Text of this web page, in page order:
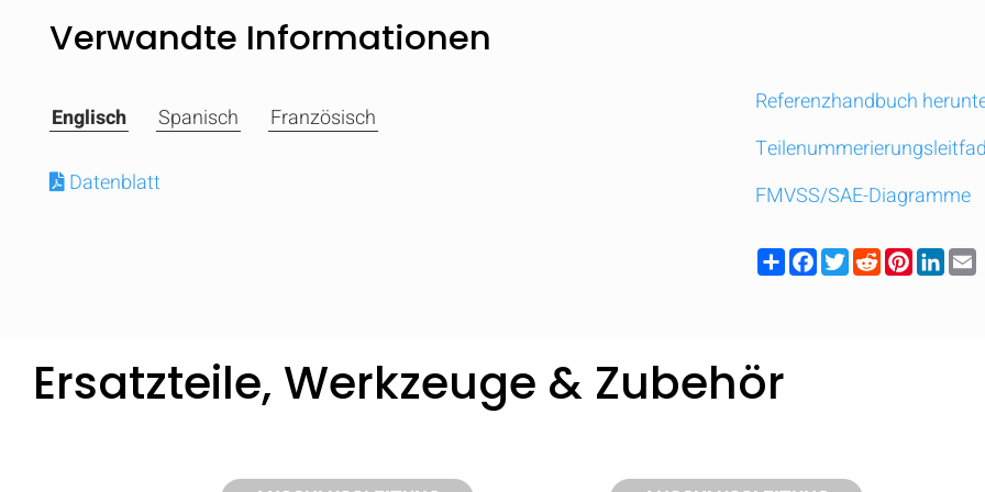
Vergleichen
Verwandte Informationen
Englisch Spanisch Französisch
Datenblatt
Referenzhandbuch
FMVSS/SAE-Diagramme
ShareFacebook
TwitterRedditPinterest
Ersatzteile, Werkzeuge & Zubehör